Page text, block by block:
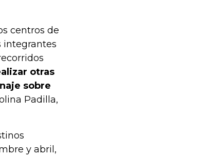
centros de
integrantes
otras
sobre
Padilla,
y abril,